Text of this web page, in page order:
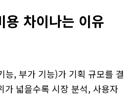
용 차이나는 이유
능, 부가 기능)가 기획 규모를 결
가 넓을수록 시장 분석, 사용자